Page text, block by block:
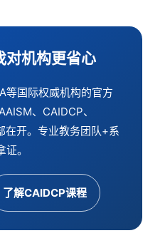
对机构更省心
等国际权威机构的官方
、CAIDCP、
在开。专业教务团队+系
。
了解CAIDCP课程